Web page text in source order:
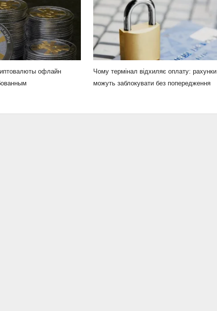
офлайн
Чому термінал відхиляє оплату: рахунки
можуть заблокувати без попередження